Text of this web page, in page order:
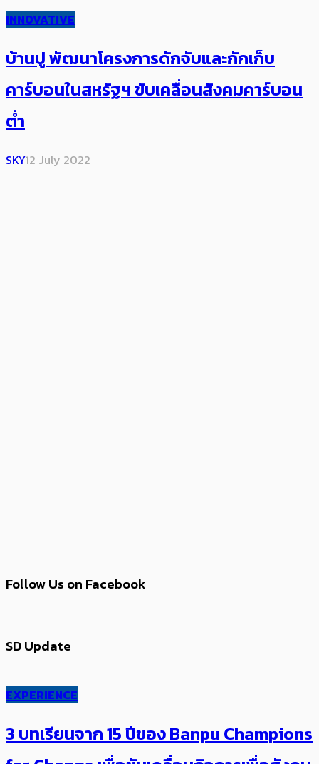
INNOVATIVE
บ้านปู พัฒนาโครงการดักจับและกักเก็บ
คาร์บอนในสหรัฐฯ ขับเคลื่อนสังคมคาร์บอน
ต่ำ
SKY12 July 2022
Follow Us on Facebook
SD Update
EXPERIENCE
3 บทเรียนจาก 15 ปีของ Banpu Champions